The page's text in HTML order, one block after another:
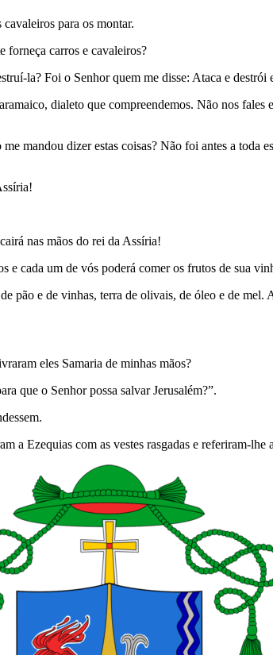
para os montar.
forneça carros e cavaleiros?
la? Foi o Senhor quem me disse: Ataca e destrói
dialeto que compreendemos. Não nos
mandou dizer estas coisas? Não foi antes a toda
nas mãos do rei da Assíria!
cada um de vós poderá comer os frutos de sua
pão e de vinhas, terra de olivais, de óleo e de mel.
eles Samaria de minhas mãos?
que o Senhor possa salvar Jerusalém?”.
Ezequias com as vestes rasgadas e referiram-lhe